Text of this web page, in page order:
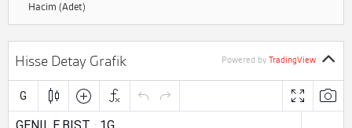
Hacim (Adet)
Hisse Detay Grafik Powered by TradingView